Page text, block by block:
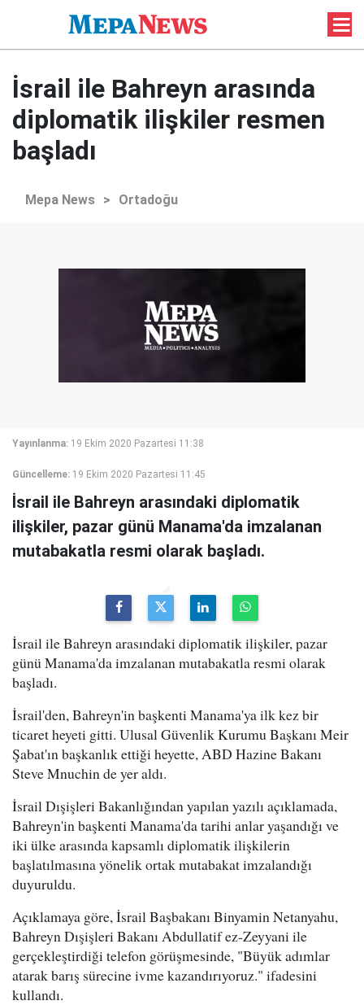
İsrail ile Bahreyn arasında
diplomatik ilişkiler resmen
başladı
Mepa News > Ortadoğu
Yayınlanma: 19 Ekim 2020 Pazartesi 11:38
Güncelleme: 19 Ekim 2020 Pazartesi 11:45
İsrail ile Bahreyn arasındaki diplomatik
ilişkiler, pazar günü Manama'da imzalanan
mutabakatla resmi olarak başladı.
İsrail ile Bahreyn arasındaki diplomatik ilişkiler, pazar
günü Manama'da imzalanan mutabakatla resmi olarak
başladı.
İsrail'den, Bahreyn'in başkenti Manama'ya ilk kez bir
ticaret heyeti gitti. Ulusal Güvenlik Kurumu Başkanı Meir
Şabat'ın başkanlık ettiği heyette, ABD Hazine Bakanı
Steve Mnuchin de yer aldı.
İsrail Dışişleri Bakanlığından yapılan yazılı açıklamada,
Bahreyn'in başkenti Manama'da tarihi anlar yaşandığı ve
iki ülke arasında kapsamlı diplomatik ilişkilerin
başlatılmasına yönelik ortak mutabakat imzalandığı
duyuruldu.
Açıklamaya göre, İsrail Başbakanı Binyamin Netanyahu,
Bahreyn Dışişleri Bakanı Abdullatif ez-Zeyyani ile
gerçekleştirdiği telefon görüşmesinde, "Büyük adımlar
atarak barış sürecine ivme kazandırıyoruz." ifadesini
kullandı.